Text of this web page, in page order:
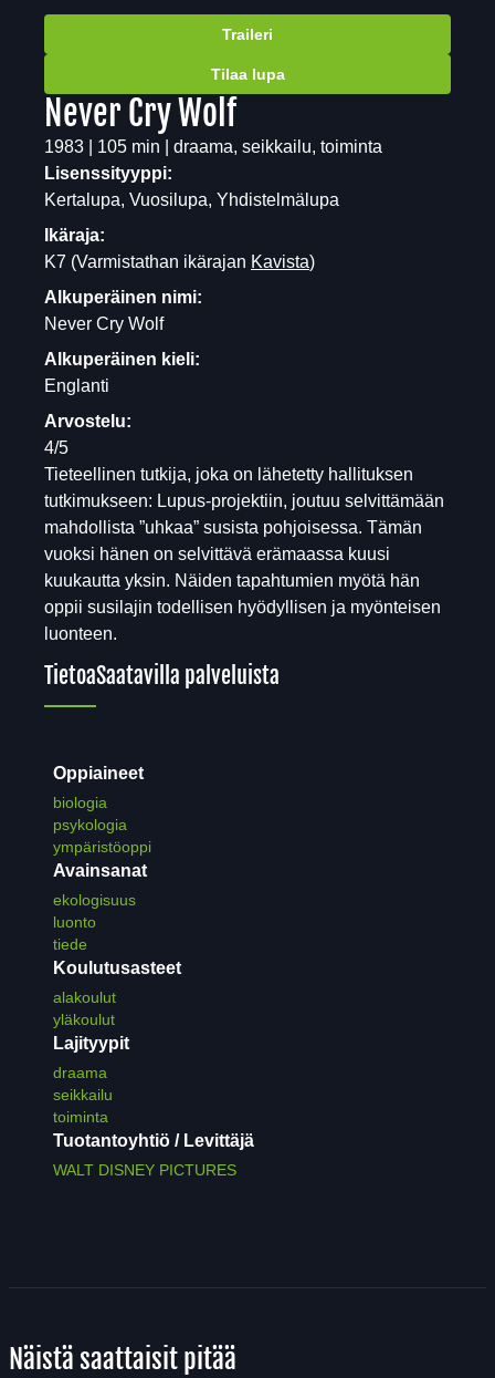
Traileri
Tilaa lupa
Never Cry Wolf
1983 | 105 min | draama, seikkailu, toiminta
Lisenssityyppi:
Kertalupa, Vuosilupa, Yhdistelmälupa
Ikäraja:
K7 (Varmistathan ikärajan Kavista)
Alkuperäinen nimi:
Never Cry Wolf
Alkuperäinen kieli:
Englanti
Arvostelu:
4/5
Tieteellinen tutkija, joka on lähetetty hallituksen
tutkimukseen: Lupus-projektiin, joutuu selvittämään
mahdollista ”uhkaa” susista pohjoisessa. Tämän
vuoksi hänen on selvittävä erämaassa kuusi
kuukautta yksin. Näiden tapahtumien myötä hän
oppii susilajin todellisen hyödyllisen ja myönteisen
luonteen.
TietoaSaatavilla palveluista
Oppiaineet
biologia
psykologia
ympäristöoppi
Avainsanat
ekologisuus
luonto
tiede
Koulutusasteet
alakoulut
yläkoulut
Lajityypit
draama
seikkailu
toiminta
Tuotantoyhtiö / Levittäjä
WALT DISNEY PICTURES
Näistä saattaisit pitää